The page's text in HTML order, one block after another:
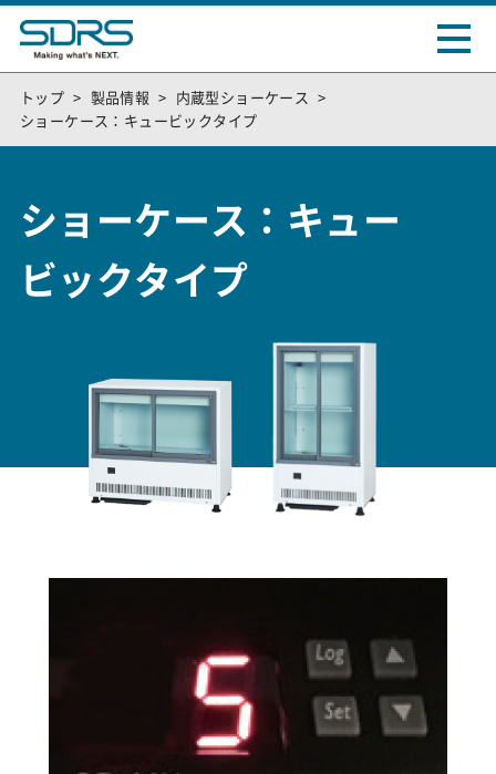
トップ 製品情報
内蔵型ショーケース
ショーケース：キュービックタイプ
ショーケース：キュー
ビックタイプ